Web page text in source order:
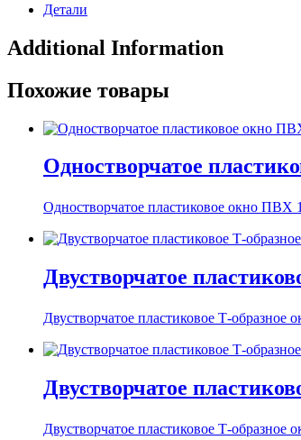
Детали
Additional Information
Похожие товары
Одностворчатое
Одностворчатое пластиковое окно ПВХ
Двустворчатое
Двустворчатое пластиковое Т-
Двустворчатое
Двустворчатое пластиковое Т-